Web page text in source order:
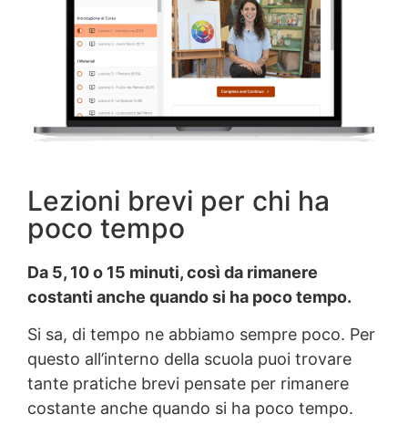
Lezioni brevi per chi ha
poco tempo
Da 5, 10 o 15 minuti, così da rimanere
costanti anche quando si ha poco tempo.
Si sa, di tempo ne abbiamo sempre poco. Per
questo all’interno della scuola puoi trovare
tante pratiche brevi pensate per rimanere
costante anche quando si ha poco tempo.